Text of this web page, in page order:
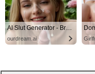
AI Slut Generator - Bring your Fantasies to life 🔥
ourdream.ai